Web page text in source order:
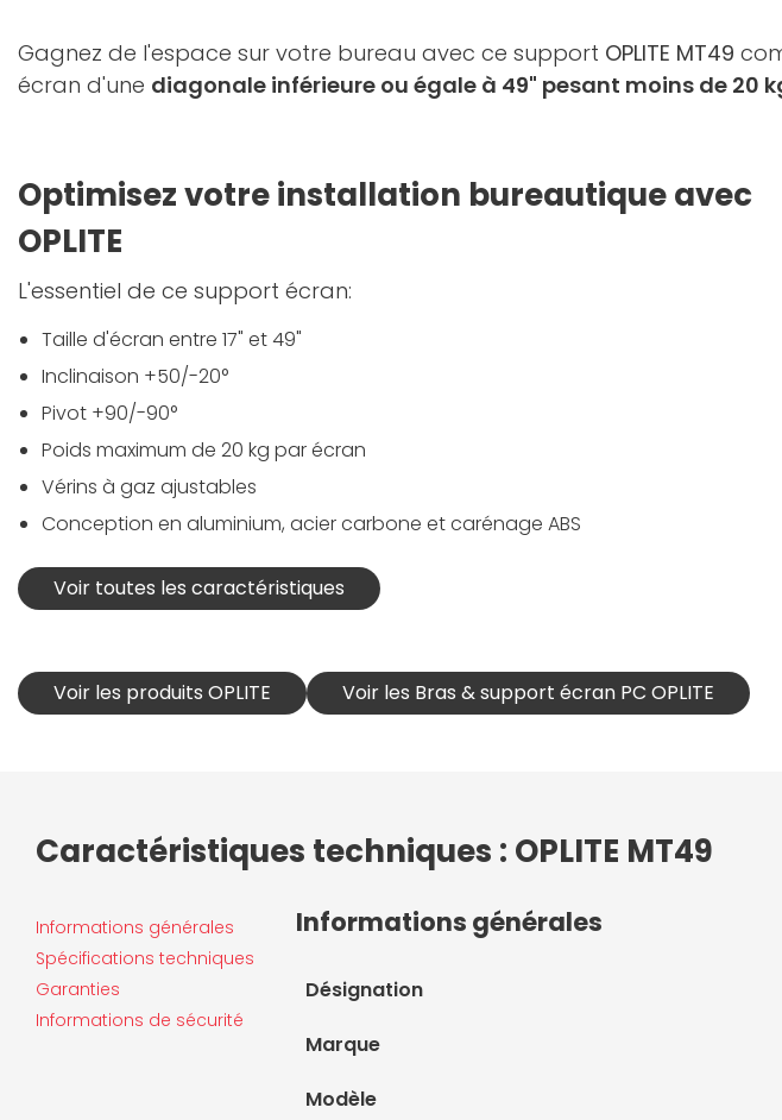
Gagnez de l'espace sur votre bureau avec ce support OPLITE MT49
écran d'une diagonale inférieure ou égale à 49" pesant moins de 20
Optimisez votre installation bureautique avec
OPLITE
L'essentiel de ce support écran:
Taille d'écran entre 17" et 49"
Inclinaison +50/-20°
Pivot +90/-90°
Poids maximum de 20 kg par écran
Vérins à gaz ajustables
Conception en aluminium, acier carbone et carénage ABS
Voir toutes les caractéristiques
Voir les produits OPLITE Voir les Bras & support écran PC OPLITE
Caractéristiques techniques : OPLITE MT49
Informations générales
Spécifications techniques
Garanties
Informations de sécurité
Informations générales
Désignation
Marque
Modèle